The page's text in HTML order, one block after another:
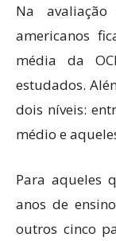
Na
americanos
média da
estudados.
dois níveis:
médio e
Para aqueles
anos de
outros cinco